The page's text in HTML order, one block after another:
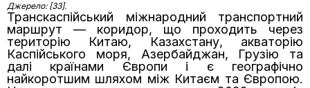
Джерело: [33].
Транскаспійський міжнародний транспортний
маршрут — коридор, що проходить через
територію Китаю, Казахстану, акваторію
Каспійського моря, Азербайджан, Грузію та
далі країнами Європи і є географічно
найкоротшим шляхом між Китаєм та Європою.